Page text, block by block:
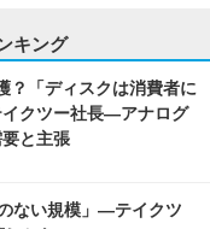
キング
？「ディスクは消費者に
イクツー社長―アナログ
と主張
ない規模」―テイクツ